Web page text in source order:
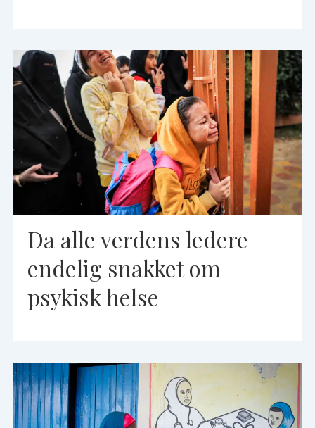
Da alle verdens ledere
endelig snakket om
psykisk helse